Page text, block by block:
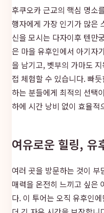
후쿠오카 근교의 핵심 명소
행자에게 가장 인기가 많은
신을 모시는 다자이후 텐만
은 마을 유후인에서 아기자
을 남기고, 벳부의 가마도
접 체험할 수 있습니다. 빠
하는 분들에게 최적의 선택
하에 시간 낭비 없이 효율
여유로운 힐링, 유
여러 곳을 방문하는 것이 부
매력을 온전히 느끼고 싶은
다. 이 투어는 오직 유후인